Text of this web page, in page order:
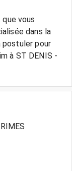
vous
dans la
postuler pour
à ST DENIS -